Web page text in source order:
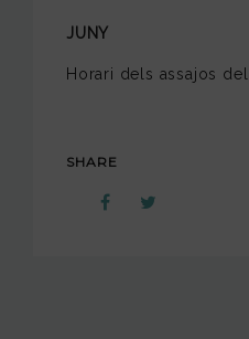
JUNY
Horari dels assajos
SHARE